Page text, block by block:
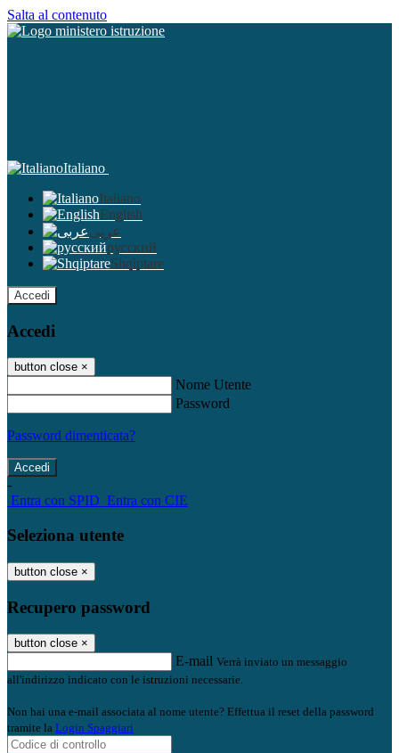
Salta al contenuto
Italiano
Italiano
English
عربى
русский
Shqiptare
Accedi
Accedi
button close ×
Nome Utente
Password
Password dimenticata?
-
Entra con SPID Entra con CIE
Seleziona utente
button close ×
Recupero password
button close ×
E-mail Verrà inviato un messaggio
all'indirizzo indicato con le istruzioni necessarie.
Non hai una e-mail associata al nome utente? Effettua il reset della password
tramite la Login Spaggiari